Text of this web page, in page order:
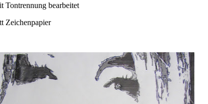
Tontrennung bearbeitet
Zeichenpapier